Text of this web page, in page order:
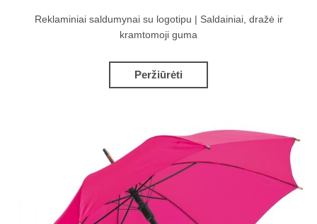
Reklaminiai saldumynai su logotipu | Saldainiai, dražė ir
kramtomoji guma
Peržiūrėti